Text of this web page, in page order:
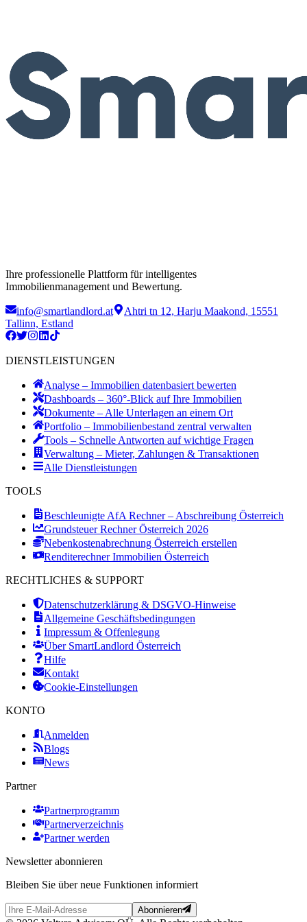
Ihre professionelle Plattform für intelligentes
Immobilienmanagement und Bewertung.
info@smartlandlord.at
Ahtri tn 12, Harju Maakond, 15551
Tallinn, Estland
DIENSTLEISTUNGEN
Analyse – Immobilien datenbasiert bewerten
Dashboards – 360°-Blick auf Ihre Immobilien
Dokumente – Alle Unterlagen an einem Ort
Portfolio – Immobilienbestand zentral verwalten
Tools – Schnelle Antworten auf wichtige Fragen
Verwaltung – Mieter, Zahlungen & Transaktionen
Alle Dienstleistungen
TOOLS
Beschleunigte AfA Rechner – Abschreibung Österreich
Grundsteuer Rechner Österreich 2026
Nebenkostenabrechnung Österreich erstellen
Renditerechner Immobilien Österreich
RECHTLICHES & SUPPORT
Datenschutzerklärung & DSGVO-Hinweise
Allgemeine Geschäftsbedingungen
Impressum & Offenlegung
Über SmartLandlord Österreich
Hilfe
Kontakt
Cookie-Einstellungen
KONTO
Anmelden
Blogs
News
Partner
Partnerprogramm
Partnerverzeichnis
Partner werden
Newsletter abonnieren
Bleiben Sie über neue Funktionen informiert
Abonnieren